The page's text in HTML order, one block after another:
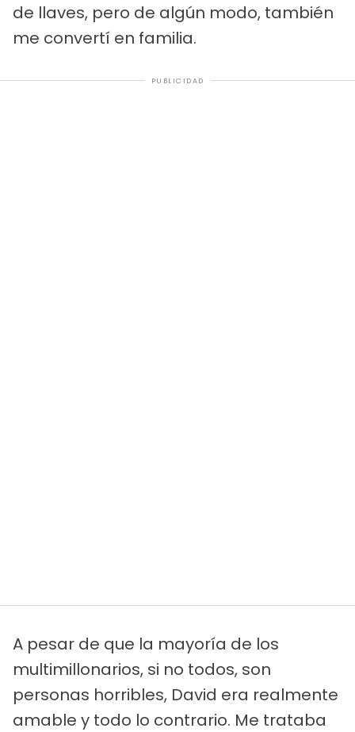
de llaves, pero de algún modo, también
me convertí en familia.
PUBLICIDAD
A pesar de que la mayoría de los
multimillonarios, si no todos, son
personas horribles, David era realmente
amable y todo lo contrario. Me trataba